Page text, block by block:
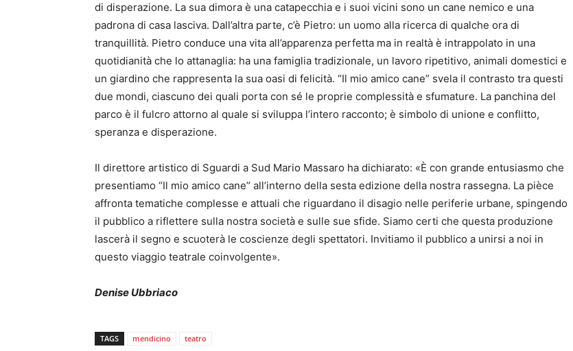
di disperazione. La sua dimora è una catapecchia e i suoi vicini sono un cane nemico e una
padrona di casa lasciva. Dall’altra parte, c’è Pietro: un uomo alla ricerca di qualche ora di
tranquillità. Pietro conduce una vita all’apparenza perfetta ma in realtà è intrappolato in una
quotidianità che lo attanaglia: ha una famiglia tradizionale, un lavoro ripetitivo, animali domestici e
un giardino che rappresenta la sua oasi di felicità. “Il mio amico cane” svela il contrasto tra questi
due mondi, ciascuno dei quali porta con sé le proprie complessità e sfumature. La panchina del
parco è il fulcro attorno al quale si sviluppa l’intero racconto; è simbolo di unione e conflitto,
speranza e disperazione.
Il direttore artistico di Sguardi a Sud Mario Massaro ha dichiarato: «È con grande entusiasmo che
presentiamo “Il mio amico cane” all’interno della sesta edizione della nostra rassegna. La pièce
affronta tematiche complesse e attuali che riguardano il disagio nelle periferie urbane, spingendo
il pubblico a riflettere sulla nostra società e sulle sue sfide. Siamo certi che questa produzione
lascerà il segno e scuoterà le coscienze degli spettatori. Invitiamo il pubblico a unirsi a noi in
questo viaggio teatrale coinvolgente».
Denise Ubbriaco
TAGS mendicino teatro